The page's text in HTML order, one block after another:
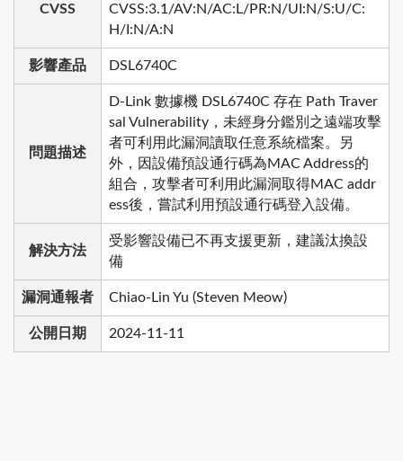
CVSS
CVSS:3.1/AV:N/AC:L/PR:N/UI:N/S:U/C:
H/I:N/A:N
影響產品 DSL6740C
問題描述
D-Link 數據機 DSL6740C 存在 Path Traver
sal Vulnerability，未經身分鑑別之遠端攻擊
者可利用此漏洞讀取任意系統檔案。另
外，因設備預設通行碼為MAC Address的
組合，攻擊者可利用此漏洞取得MAC addr
ess後，嘗試利用預設通行碼登入設備。
解決方法
受影響設備已不再支援更新，建議汰換設
備
漏洞通報者 Chiao-Lin Yu (Steven Meow)
公開日期 2024-11-11